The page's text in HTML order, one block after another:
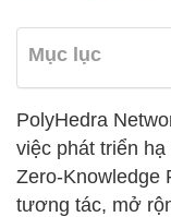
Mục lục
PolyHedra
việc phát triển hạ
Zero-Knowledge
tương tác, mở